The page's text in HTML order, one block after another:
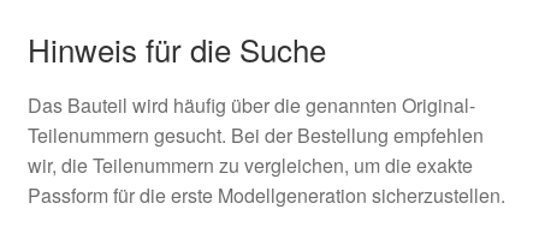
Hinweis für die Suche
Das Bauteil wird häufig über die genannten Original-
Teilenummern gesucht. Bei der Bestellung empfehlen
wir, die Teilenummern zu vergleichen, um die exakte
Passform für die erste Modellgeneration sicherzustellen.